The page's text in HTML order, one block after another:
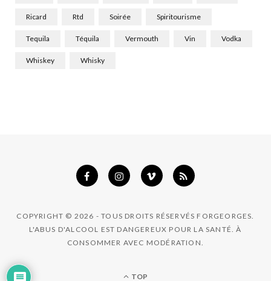
Ricard Rtd Soirée Spiritourisme
Tequila Téquila Vermouth Vin Vodka
Whiskey Whisky
COPYRIGHT © 2026 - TOUS DROITS RÉSERVÉS FORGEORGES.
L'ABUS D'ALCOOL EST DANGEREUX POUR LA SANTÉ. À
CONSOMMER AVEC MODÉRATION.
TOP